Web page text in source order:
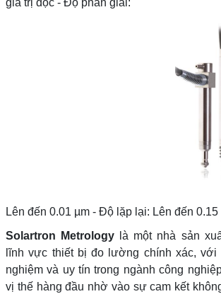
giá trị đọc - Độ phân giải:
Lên đến 0.01 µm - Độ lặp lại: Lên đến 0.15
Solartron Metrology là một nhà sản
lĩnh vực thiết bị đo lường chính xác, với
nghiệm và uy tín trong ngành công
vị thế hàng đầu nhờ vào sự cam kết